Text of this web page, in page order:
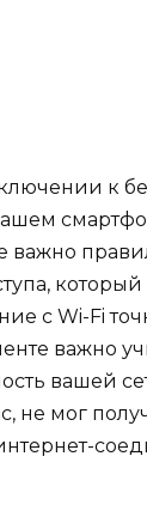
к
важно
с Wi-Fi
важно
вашей
не мог